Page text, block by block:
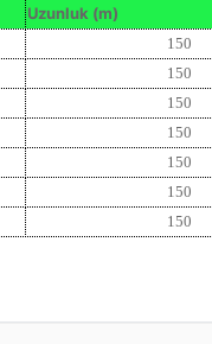
Uzunluk (m)
150
150
150
150
150
150
150